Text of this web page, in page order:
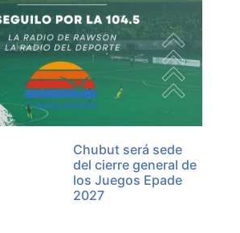
Chubut será sede
del cierre general de
los Juegos Epade
2027